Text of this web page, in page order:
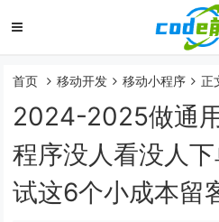
首页 移动开发 移动小程序 正
2024-2025做通
程序没人看没人
试这6个小成本留